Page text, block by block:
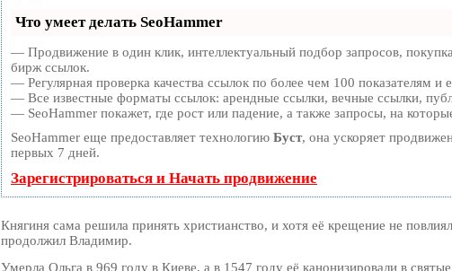
Что умеет делать SeoHammer
— Продвижение в один клик, интеллектуальный подбор запросов,
бирж ссылок.
— Регулярная проверка качества ссылок по более чем 100 показателям и
— Все известные форматы ссылок: арендные ссылки, вечные ссылки,
— SeoHammer покажет, где рост или падение, а также запросы, на
SeoHammer еще предоставляет технологию Буст, она ускоряет
первых 7 дней.
Зарегистрироваться и Начать продвижение
Княгиня сама решила принять христианство, и хотя её крещение не
продолжил Владимир.
Умерла Ольга в 969 году в Киеве, а в 1547 году её канонизировали в